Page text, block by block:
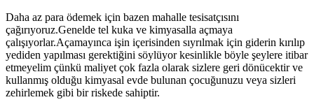
Daha az para ödemek için bazen mahalle tesisatçısını
çağırıyoruz.Genelde tel kuka ve kimyasalla açmaya
çalışıyorlar.Açamayınca işin içerisinden sıyrılmak için giderin kırılıp
yediden yapılması gerektiğini söylüyor kesinlikle böyle şeylere itibar
etmeyelim çünkü maliyet çok fazla olarak sizlere geri dönücektir ve
kullanmış olduğu kimyasal evde bulunan çocuğunuzu veya sizleri
zehirlemek gibi bir riskede sahiptir.